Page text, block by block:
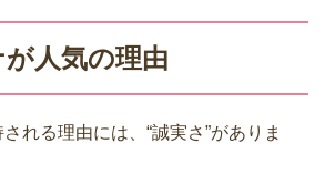
人気の理由
れる理由には、“誠実さ”がありま